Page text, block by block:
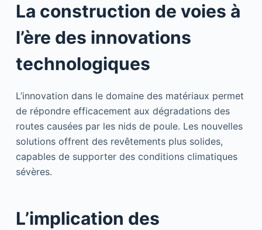
La construction de voies à
l’ère des innovations
technologiques
L’innovation dans le domaine des matériaux permet
de répondre efficacement aux dégradations des
routes causées par les nids de poule. Les nouvelles
solutions offrent des revêtements plus solides,
capables de supporter des conditions climatiques
sévères.
L’implication des